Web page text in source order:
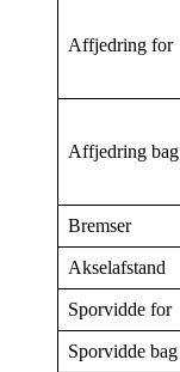
Affjedring for
Affjedring bag
Bremser
Akselafstand
Sporvidde for
Sporvidde bag